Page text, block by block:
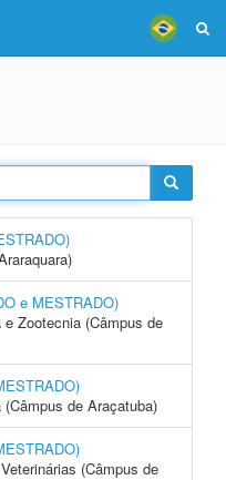
e MESTRADO)
Zootecnia (Câmpus de
de Araçatuba)
(Câmpus de